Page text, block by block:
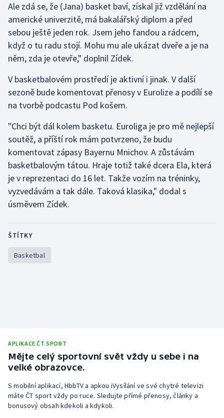
Ale zdá se, že (Jana) basket baví, získal již vzdělání na
americké univerzitě, má bakalářský diplom a před
sebou ještě jeden rok. Jsem jeho fandou a rádcem,
když o tu radu stojí. Mohu mu ale ukázat dveře a je na
něm, zda je otevře," doplnil Zídek.
V basketbalovém prostředí je aktivní i jinak. V další
sezoně bude komentovat přenosy v Eurolize a podílí se
na tvorbě podcastu Pod košem.
"Chci být dál kolem basketu. Euroliga je pro mě nejlepší
soutěž, a příští rok mám potvrzeno, že budu
komentovat zápasy Bayernu Mnichov. A zůstávám
basketbalovým tátou. Hraje totiž také dcera Ela, která
je v reprezentaci do 16 let. Takže vozím na tréninky,
vyzvedávám a tak dále. Taková klasika," dodal s
úsměvem Zídek.
ŠTÍTKY
Basketbal
APLIKACE ČT SPORT
Mějte celý sportovní svět vždy u sebe i na
velké obrazovce.
S mobilní aplikací, HbbTV a apkou iVysílání ve své chytré televizi
máte ČT sport vždy po ruce. Sledujte přímé přenosy, články a
bonusový obsah kdekoli a kdykoli.